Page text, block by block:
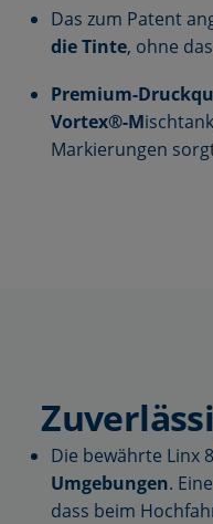
Das zum Patent
die Tinte, ohne
Premium-
Vortex®-M
Markierungen
Die bewährte Linx
Umgebungen.
dass beim